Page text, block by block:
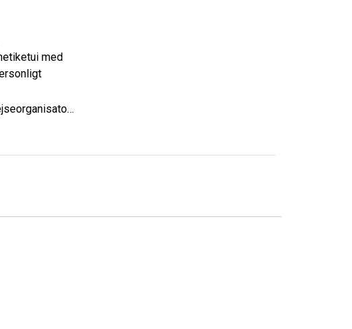
Kosmetikpung i hør, rejseorganisator, kosmetiketui med lynlås, makeuppung, personligt rejsetilbehør